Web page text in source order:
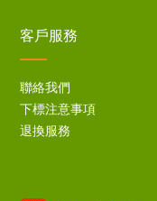
客戶服務
聯絡我們
下標注意事項
退換服務